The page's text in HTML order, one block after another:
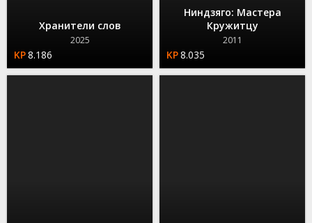
Хранители слов
2025
8.186
Ниндзяго: Мастера
Кружитцу
2011
8.035